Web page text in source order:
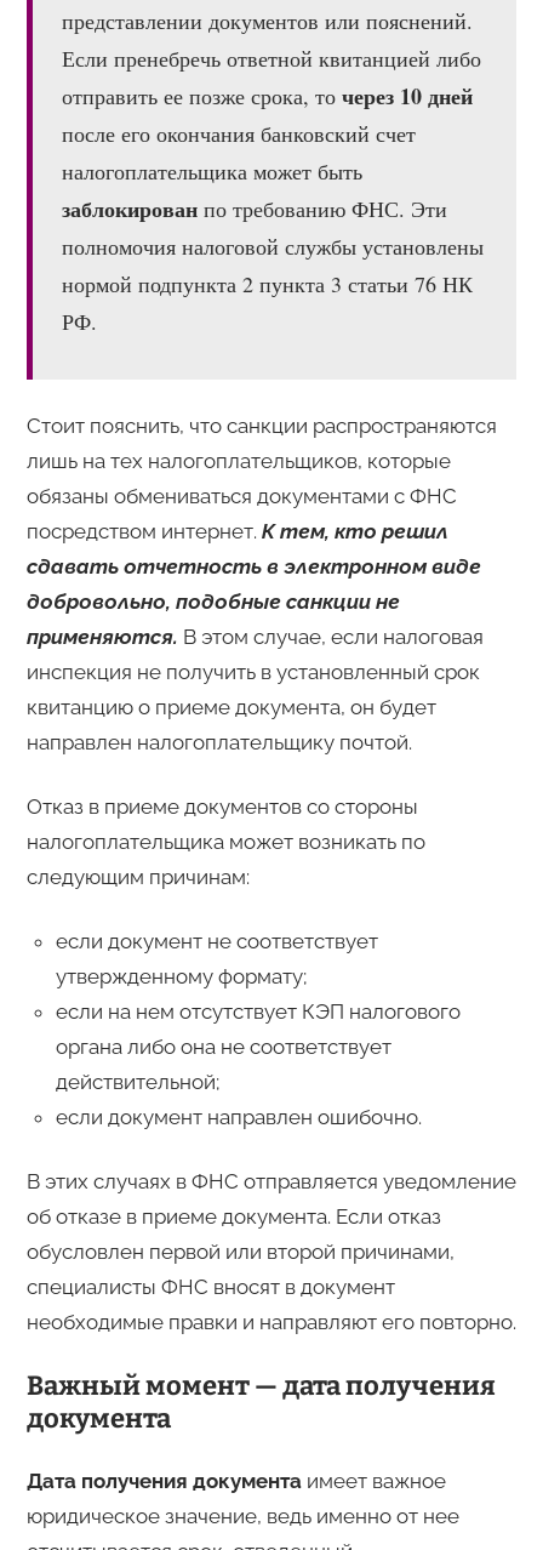
представлении документов или пояснений.
Если пренебречь ответной квитанцией либо
отправить ее позже срока, то через 10 дней
после его окончания банковский счет
налогоплательщика может быть
заблокированпо требованию ФНС. Эти
полномочия налоговой службы установлены
нормой подпункта 2 пункта 3 статьи 76 НК
РФ.
Стоит пояснить, что санкции распространяются
лишь на тех налогоплательщиков, которые
обязаны обмениваться документами с ФНС
посредством интернет. К тем, кто решил
сдавать отчетность в электронном виде
добровольно, подобные санкции не
применяются. В этом случае, если налоговая
инспекция не получить в установленный срок
квитанцию о приеме документа, он будет
направлен налогоплательщику почтой.
Отказ в приеме документов со стороны
налогоплательщика может возникать по
следующим причинам:
если документ не соответствует
утвержденному формату;
если на нем отсутствует КЭП налогового
органа либо она не соответствует
действительной;
если документ направлен ошибочно.
В этих случаях в ФНС отправляется уведомление
об отказе в приеме документа. Если отказ
обусловлен первой или второй причинами,
специалисты ФНС вносят в документ
необходимые правки и направляют его повторно.
Важный момент — дата получения
документа
Дата получения документаимеет важное
юридическое значение, ведь именно от нее